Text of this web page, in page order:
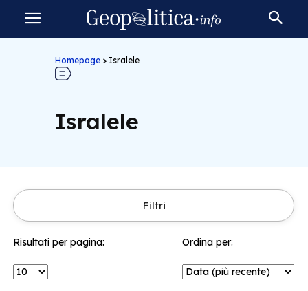
Homepage > Isralele
Isralele
Filtri
Risultati per pagina: Ordina per: